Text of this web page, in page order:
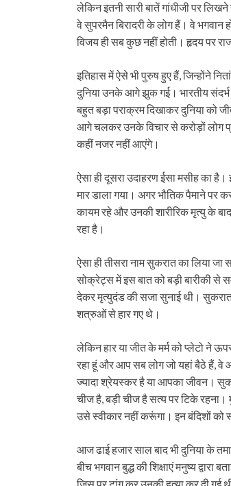
लेकिन इतनी सारी बातें गांधीजी पर
वे सुपरमैन बिरादरी के लोग हैं। वे
विजय ही सब कुछ नहीं होती। हृदय पर
इतिहास में ऐसे भी पुरुष हुए हैं, जिन्होंने
दुनिया उनके आगे झुक गई। भारतीय संदर्भ
बहुत बड़ा पराक्रम दिखाकर दुनिया को
आगे चलकर उनके विचार से करोड़ों लोग
कहीं नजर नहीं आएंगे।
ऐसा ही दूसरा उदाहरण ईसा मसीह का
मार डाला गया। अगर भौतिक पैमाने पर
कायम रहे और उनकी शारीरिक मृत्यु के
रहा है।
ऐसा ही तीसरा नाम सुकरात का लिया
सोक्रेट्स में इस बात को बड़ी बारीकी से
देकर मृत्युदंड की सजा सुनाई थी।
शत्रुओं से हार गए थे।
लेकिन हार या जीत के मर्म को प्लेटो ने
रहा हूं और आप सब लोग जो यहां बैठे हैं, वे
ज्यादा श्रेयस्कर है या आपका जीवन।
चीज है, बड़ी चीज है सत्य पर टिके
उसे स्वीकार नहीं करूंगा। इन बंदिशों को
आज ढाई हजार साल बाद भी दुनिया के
बीच भगवान बुद्ध की शिक्षाएं मनुष्य